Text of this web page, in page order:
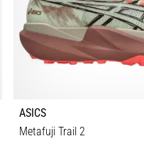
ASICS
Metafuji Trail 2